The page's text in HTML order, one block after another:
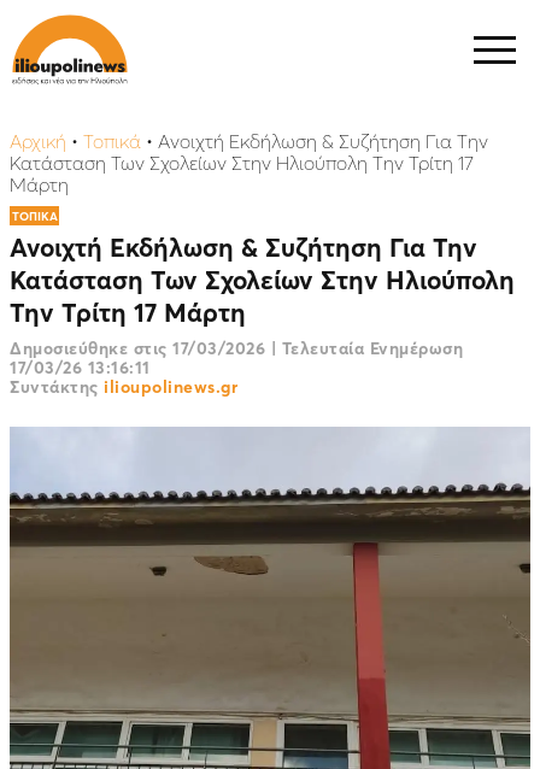
Αρχική • Τοπικά • Ανοιχτή Εκδήλωση & Συζήτηση Για Την
Κατάσταση Των Σχολείων Στην Ηλιούπολη Την Τρίτη 17
Μάρτη
ΤΟΠΙΚΑ
Ανοιχτή Εκδήλωση & Συζήτηση Για Την
Κατάσταση Των Σχολείων Στην Ηλιούπολη
Την Τρίτη 17 Μάρτη
Δημοσιεύθηκε στις 17/03/2026 | Τελευταία Ενημέρωση
17/03/26 13:16:11
Συντάκτης ilioupolinews.gr